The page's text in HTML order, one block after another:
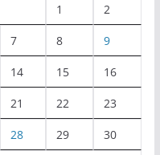
1 2
7 8 9
14 15 16
21 22 23
28 29 30